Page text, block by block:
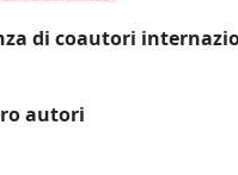
di coautori
autori